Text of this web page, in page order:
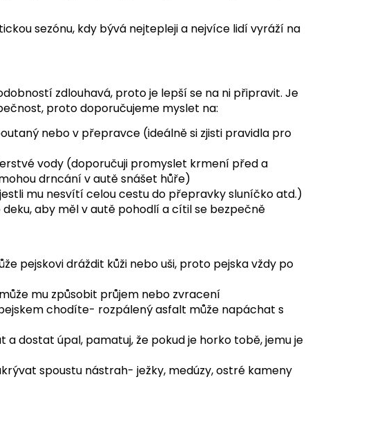
sezónu, kdy bývá nejtepleji a nejvíce lidí vyráží na
zdlouhavá, proto je lepší se na ni připravit. Je
proto doporučujeme myslet na:
nebo v přepravce (ideálně si zjisti pravidla pro
vody (doporučuji promyslet krmení před a
drncání v autě snášet hůře)
mu nesvítí celou cestu do přepravky sluníčko atd.)
aby měl v autě pohodlí a cítil se bezpečně
pejskovi dráždit kůži nebo uši, proto pejska vždy po
mu způsobit průjem nebo zvracení
chodíte- rozpálený asfalt může napáchat s
dostat úpal, pamatuj, že pokud je horko tobě, jemu je
spoustu nástrah- ježky, medúzy, ostré kameny